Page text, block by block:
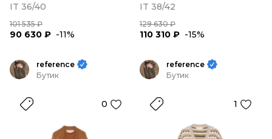
IT 36/40
101 535 ₽
90 630 ₽ -11%
IT 38/42
129 630 ₽
110 310 ₽ -15%
reference
Бутик
0
reference
Бутик
1